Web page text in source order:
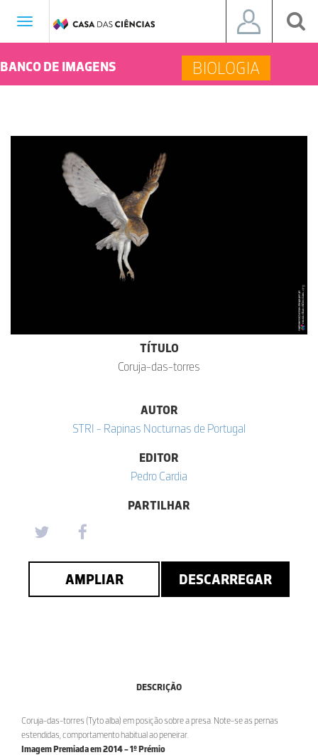
Toggle
BANCO DE IMAGENS BIOLOGIA
TÍTULO
Coruja-das-torres
AUTOR
STRI - Rapinas Nocturnas de Portugal
EDITOR
Pedro Cardia
PARTILHAR
AMPLIAR DESCARREGAR
DESCRIÇÃO
Coruja-das-torres (Tyto alba) em posição sobre a presa. Note-se as pernas
estendidas, comportamento habitual ao peneirar.
Imagem Premiada em 2014 - 1º Prémio